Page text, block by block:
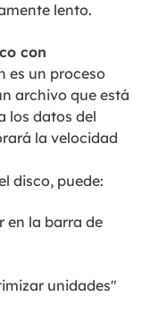
lento.
con
es un proceso
archivo que está
los datos del
la velocidad
disco, puede:
en la barra de
unidades"